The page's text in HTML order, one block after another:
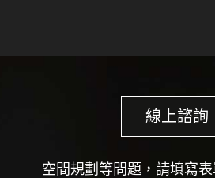
線上諮詢
空間規劃等問題，請填寫